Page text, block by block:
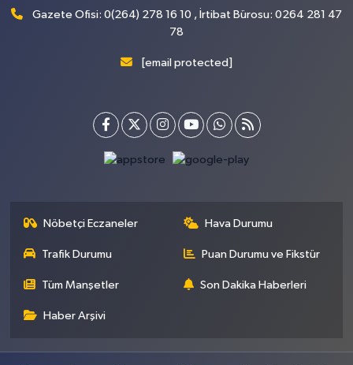
Gazete Ofisi: 0(264) 278 16 10 , İrtibat Bürosu: 0264 281 47
78
[email protected]
Nöbetçi Eczaneler Hava Durumu
Trafik Durumu Puan Durumu ve Fikstür
Tüm Manşetler Son Dakika Haberleri
Haber Arşivi